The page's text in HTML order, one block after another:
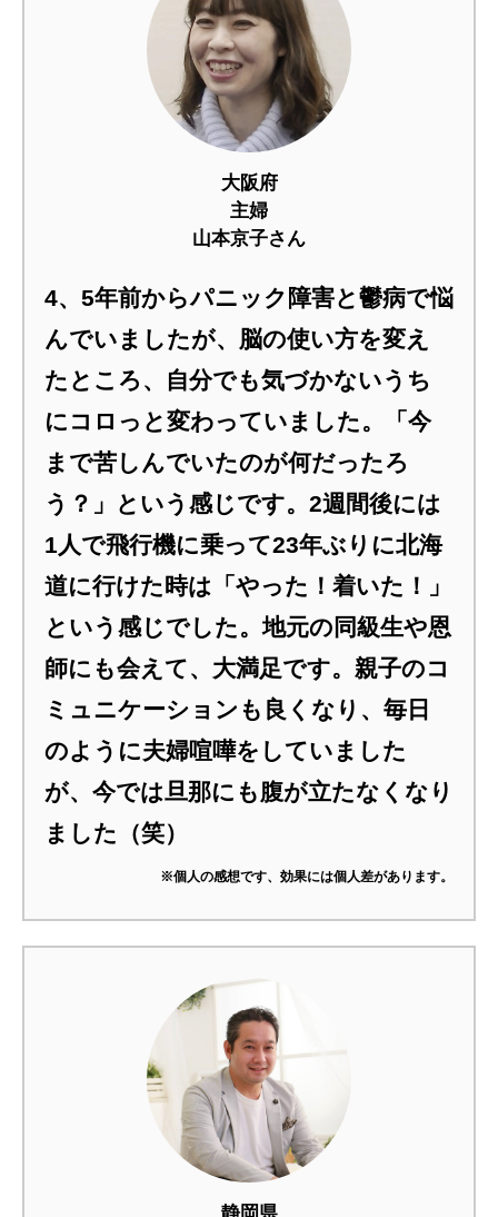
大阪府
主婦
山本京子さん
4、5年前からパニック障害と鬱病で悩
んでいましたが、脳の使い方を変え
たところ、自分でも気づかないうち
にコロっと変わっていました。「今
まで苦しんでいたのが何だったろ
う？」という感じです。2週間後には
1人で飛行機に乗って23年ぶりに北海
道に行けた時は「やった！着いた！」
という感じでした。地元の同級生や恩
師にも会えて、大満足です。親子のコ
ミュニケーションも良くなり、毎日
のように夫婦喧嘩をしていました
が、今では旦那にも腹が立たなくなり
ました（笑）
※個人の感想です、効果には個人差があります。